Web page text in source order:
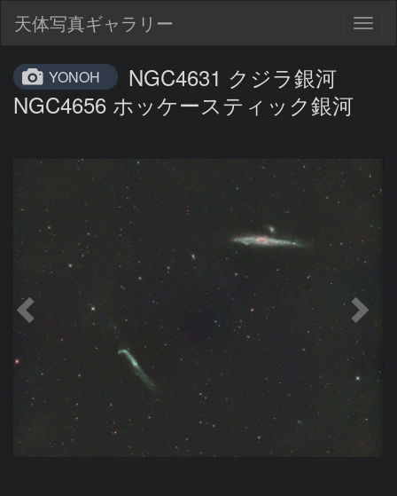
天体写真ギャラリー
YONOH
NGC4631 クジラ銀河
NGC4656 ホッケースティック銀河